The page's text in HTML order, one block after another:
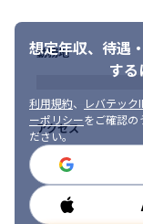
想定年収、待遇
す
利用規約、 レバテック
ーポリシーをご確認の
ださい。
勤務地
アクセス
勤務時間